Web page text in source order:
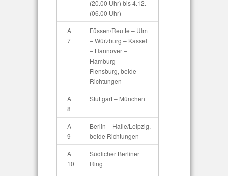
(20.00 Uhr) bis 4.12.
(06.00 Uhr)
A
7
Füssen/Reutte – Ulm
– Würzburg – Kassel
– Hannover –
Hamburg –
Flensburg, beide
Richtungen
A
8
Stuttgart – München
A
9
Berlin – Halle/Leipzig,
beide Richtungen
A
10
Südlicher Berliner
Ring